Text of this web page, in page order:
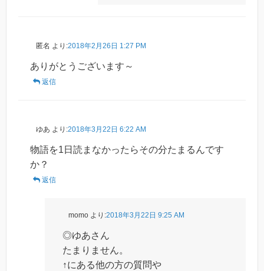
匿名 より:2018年2月26日 1:27 PM
ありがとうございます～
返信
ゆあ より:2018年3月22日 6:22 AM
物語を1日読まなかったらその分たまるんです
か？
返信
momo より:2018年3月22日 9:25 AM
◎ゆあさん
たまりません。
↑にある他の方の質問や